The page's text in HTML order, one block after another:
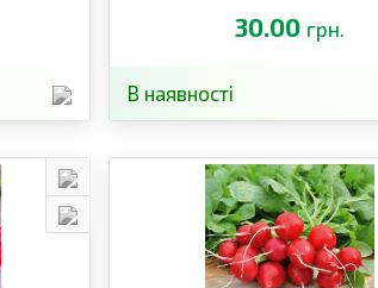
30.00 грн.
В наявності